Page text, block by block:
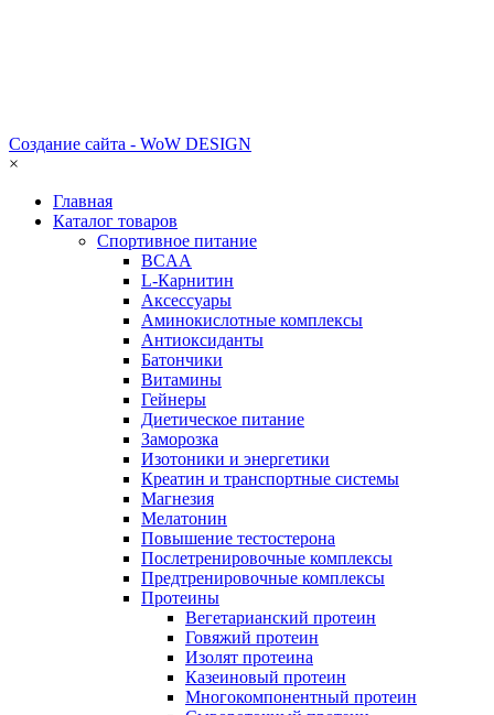
Создание сайта - WoW DESIGN
×
Главная
Каталог товаров
Спортивное питание
BCAA
L-Карнитин
Аксессуары
Аминокислотные комплексы
Антиоксиданты
Батончики
Витамины
Гейнеры
Диетическое питание
Заморозка
Изотоники и энергетики
Креатин и транспортные системы
Магнезия
Мелатонин
Повышение тестостерона
Послетренировочные комплексы
Предтренировочные комплексы
Протеины
Вегетарианский протеин
Говяжий протеин
Изолят протеина
Казеиновый протеин
Многокомпонентный протеин